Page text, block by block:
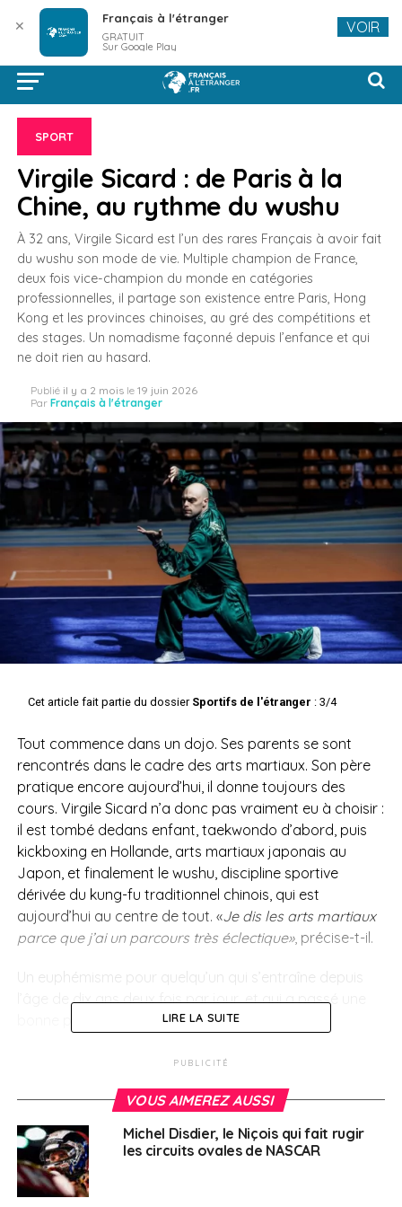
SPORT
Virgile Sicard : de Paris à la
Chine, au rythme du wushu
À 32 ans, Virgile Sicard est l’un des rares Français à avoir fait
du wushu son mode de vie. Multiple champion de France,
deux fois vice-champion du monde en catégories
professionnelles, il partage son existence entre Paris, Hong
Kong et les provinces chinoises, au gré des compétitions et
des stages. Un nomadisme façonné depuis l’enfance et qui
ne doit rien au hasard.
Publié il y a 2 mois le 19 juin 2026
Par Français à l'étranger
Cet article fait partie du dossier Sportifs de l'étranger : 3/4
Tout commence dans un dojo. Ses parents se sont
rencontrés dans le cadre des arts martiaux. Son père
pratique encore aujourd’hui, il donne toujours des
cours. Virgile Sicard n’a donc pas vraiment eu à choisir :
il est tombé dedans enfant, taekwondo d’abord, puis
kickboxing en Hollande, arts martiaux japonais au
Japon, et finalement le wushu, discipline sportive
dérivée du kung-fu traditionnel chinois, qui est
aujourd’hui au centre de tout. «Je dis les arts martiaux
parce que j’ai un parcours très éclectique», précise-t-il.
Un euphémisme pour quelqu’un qui s’entraîne depuis
l’âge de dix ans deux fois par jour, et qui a passé une
bonne partie de sa vie en Asie.
Un quotidien de haut
niveau
Le rythme n’a rien d’ordinaire. Deux séances par jour en
France, trois en Chine lors des stages d’été. Sept jours
sur sept, avec un coach assigné en permanence.
LIRE LA SUITE
PUBLICITÉ
VOUS AIMEREZ AUSSI
Michel Disdier, le Niçois qui fait rugir
les circuits ovales de NASCAR
✕ Français à l'étranger
GRATUIT
Sur Google Play
VOIR